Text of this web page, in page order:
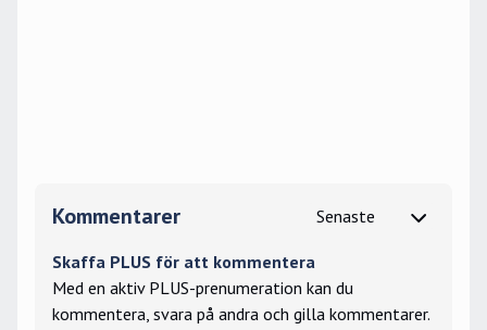
Kommentarer
Skaffa PLUS för att kommentera
Med en aktiv PLUS-prenumeration kan du
kommentera, svara på andra och gilla kommentarer.